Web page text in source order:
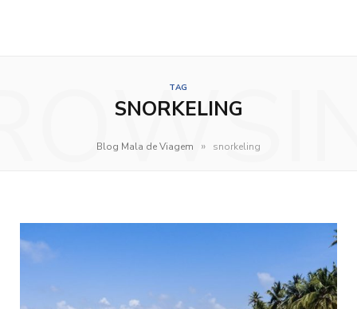
TAG
SNORKELING
Blog Mala de Viagem » snorkeling